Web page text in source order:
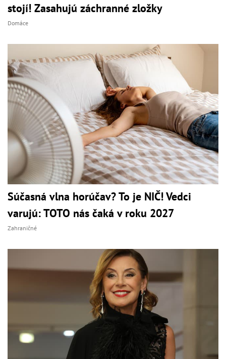
stojí! Zasahujú záchranné zložky
Domáce
Súčasná vlna horúčav? To je NIČ! Vedci
varujú: TOTO nás čaká v roku 2027
Zahraničné